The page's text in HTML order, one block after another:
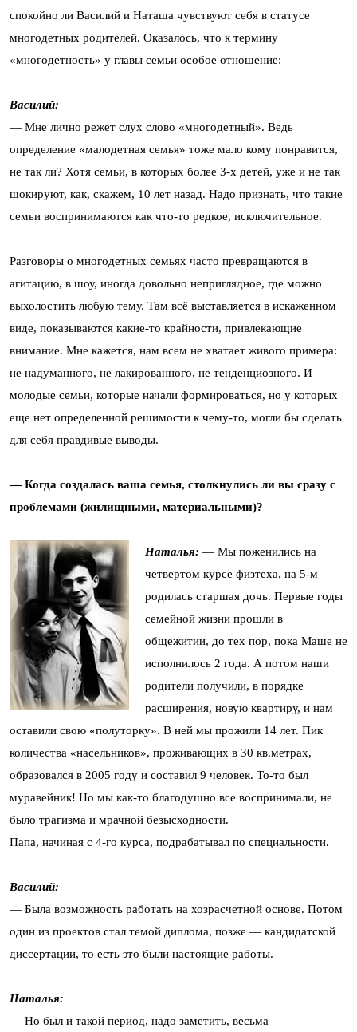
спокойно ли Василий и Наташа чувствуют себя в статусе
многодетных родителей. Оказалось, что к термину
«многодетность» у главы семьи особое отношение:
Василий:
— Мне лично режет слух слово «многодетный». Ведь
определение «малодетная семья» тоже мало кому понравится,
не так ли? Хотя семьи, в которых более 3-х детей, уже и не так
шокируют, как, скажем, 10 лет назад. Надо признать, что такие
семьи воспринимаются как что-то редкое, исключительное.
Разговоры о многодетных семьях часто превращаются в
агитацию, в шоу, иногда довольно неприглядное, где можно
выхолостить любую тему. Там всё выставляется в искаженном
виде, показываются какие-то крайности, привлекающие
внимание. Мне кажется, нам всем не хватает живого примера:
не надуманного, не лакированного, не тенденциозного. И
молодые семьи, которые начали формироваться, но у которых
еще нет определенной решимости к чему-то, могли бы сделать
для себя правдивые выводы.
— Когда создалась ваша семья, столкнулись ли вы сразу с
проблемами (жилищными, материальными)?
Наталья: — Мы поженились на
четвертом курсе физтеха, на 5-м
родилась старшая дочь. Первые годы
семейной жизни прошли в
общежитии, до тех пор, пока Маше не
исполнилось 2 года. А потом наши
родители получили, в порядке
расширения, новую квартиру, и нам
оставили свою «полуторку». В ней мы прожили 14 лет. Пик
количества «насельников», проживающих в 30 кв.метрах,
образовался в 2005 году и составил 9 человек. То-то был
муравейник! Но мы как-то благодушно все воспринимали, не
было трагизма и мрачной безысходности.
Папа, начиная с 4-го курса, подрабатывал по специальности.
Василий:
— Была возможность работать на хозрасчетной основе. Потом
один из проектов стал темой диплома, позже — кандидатской
диссертации, то есть это были настоящие работы.
Наталья:
— Но был и такой период, надо заметить, весьма